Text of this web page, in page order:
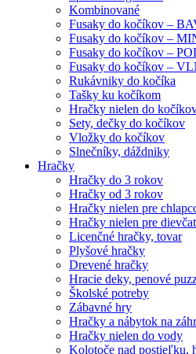
Kombinované
Fusaky do kočíkov –
Fusaky do kočíkov –
Fusaky do kočíkov –
Fusaky do kočíkov –
Rukávniky do kočíka
Tašky ku kočíkom
Hračky nielen do
Sety, dečky do kočíkov
Vložky do kočíkov
Slnečníky, dáždniky
Hračky
Hračky do 3 rokov
Hračky od 3 rokov
Hračky nielen pre
Hračky nielen pre
Licenčné hračky, tovar
Plyšové hračky
Drevené hračky
Hracie deky, penové
Školské potreby
Zábavné hry
Hračky a nábytok na
Hračky nielen do vody
Kolotoče nad postieľku,